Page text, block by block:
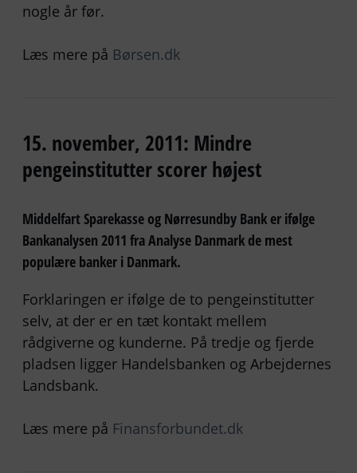
nogle år før.
Læs mere på Børsen.dk
15. november, 2011: Mindre
pengeinstitutter scorer højest
Middelfart Sparekasse og Nørresundby Bank er ifølge
Bankanalysen 2011 fra Analyse Danmark de mest
populære banker i Danmark.
Forklaringen er ifølge de to pengeinstitutter
selv, at der er en tæt kontakt mellem
rådgiverne og kunderne. På tredje og fjerde
pladsen ligger Handelsbanken og Arbejdernes
Landsbank.
Læs mere på Finansforbundet.dk